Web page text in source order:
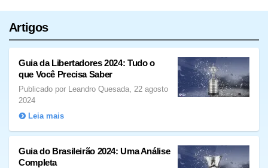
Artigos
Guia da Libertadores 2024: Tudo o
que Você Precisa Saber
Publicado por Leandro Quesada, 22 agosto
2024
Leia mais
Guia do Brasileirão 2024: Uma Análise
Completa